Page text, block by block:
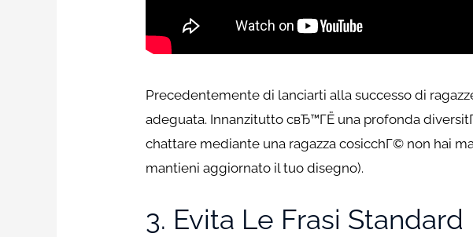
Precedentemente di lanciarti alla successo di
adeguata. Innanzitutto cвЂ™ГЁ una profonda
chattare mediante una ragazza cosicchГ© non hai
mantieni aggiornato il tuo disegno).
3. Evita Le Frasi Standard